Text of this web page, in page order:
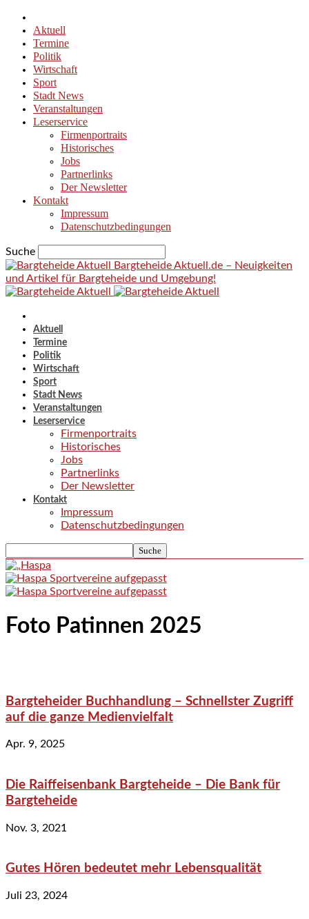
Aktuell
Termine
Politik
Wirtschaft
Sport
Stadt News
Veranstaltungen
Leserservice
Firmenportraits
Historisches
Jobs
Partnerlinks
Der Newsletter
Kontakt
Impressum
Datenschutzbedingungen
Suche
Bargteheide Aktuell.de – Neuigkeiten
und Artikel für Bargteheide und Umgebung!
Aktuell
Termine
Politik
Wirtschaft
Sport
Stadt News
Veranstaltungen
Leserservice
Firmenportraits
Historisches
Jobs
Partnerlinks
Der Newsletter
Kontakt
Impressum
Datenschutzbedingungen
Foto Patinnen 2025
Bargteheider Buchhandlung – Schnellster Zugriff
auf die ganze Medienvielfalt
Apr. 9, 2025
Die Raiffeisenbank Bargteheide – Die Bank für
Bargteheide
Nov. 3, 2021
Gutes Hören bedeutet mehr Lebensqualität
Juli 23, 2024